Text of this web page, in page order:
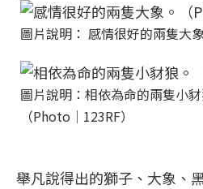
圖片說明： 感情很好的兩隻大
圖片說明：相依為命的兩隻小豺
（Photo│123RF）
舉凡說得出的獅子、大象、